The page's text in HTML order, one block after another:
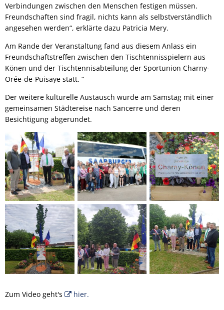
Verbindungen zwischen den Menschen festigen müssen.
Freundschaften sind fragil, nichts kann als selbstverständlich
angesehen werden“, erklärte dazu Patricia Mery.
Am Rande der Veranstaltung fand aus diesem Anlass ein
Freundschaftstreffen zwischen den Tischtennisspielern aus
Könen und der Tischtennisabteilung der Sportunion Charny-
Orée-de-Puisaye statt. “
Der weitere kulturelle Austausch wurde am Samstag mit einer
gemeinsamen Städtereise nach Sancerre und deren
Besichtigung abgerundet.
Zum Video geht's hier.